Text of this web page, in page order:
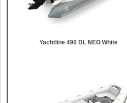
Yachtline 490 DL NEO White